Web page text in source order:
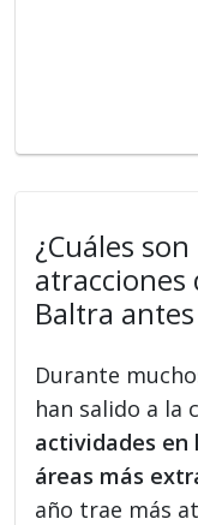
¿Cuáles
atracciones
Baltra
Durante
han salido a la
actividades en
áreas más
año trae más